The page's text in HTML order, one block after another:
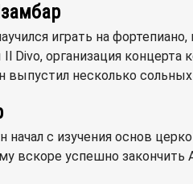
играть на
Divo, организация
выпустил несколько
начал с изучения основ
вскоре успешно